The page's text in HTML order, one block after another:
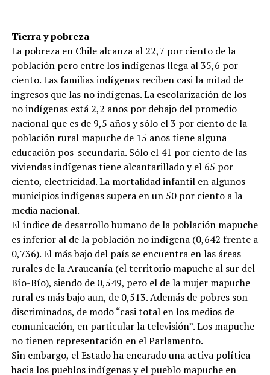
Tierra y pobreza
La pobreza en Chile alcanza al 22,7 por ciento de la
población pero entre los indígenas llega al 35,6 por
ciento. Las familias indígenas reciben casi la mitad de
ingresos que las no indígenas. La escolarización de los
no indígenas está 2,2 años por debajo del promedio
nacional que es de 9,5 años y sólo el 3 por ciento de la
población rural mapuche de 15 años tiene alguna
educación pos-secundaria. Sólo el 41 por ciento de las
viviendas indígenas tiene alcantarillado y el 65 por
ciento, electricidad. La mortalidad infantil en algunos
municipios indígenas supera en un 50 por ciento a la
media nacional.
El índice de desarrollo humano de la población mapuche
es inferior al de la población no indígena (0,642 frente a
0,736). El más bajo del país se encuentra en las áreas
rurales de la Araucanía (el territorio mapuche al sur del
Bío-Bío), siendo de 0,549, pero el de la mujer mapuche
rural es más bajo aun, de 0,513. Además de pobres son
discriminados, de modo “casi total en los medios de
comunicación, en particular la televisión”. Los mapuche
no tienen representación en el Parlamento.
Sin embargo, el Estado ha encarado una activa política
hacia los pueblos indígenas y el pueblo mapuche en